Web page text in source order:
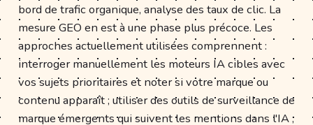
bord de trafic organique, analyse des taux de clic. La
mesure GEO en est à une phase plus précoce. Les
approches actuellement utilisées comprennent :
interroger manuellement les moteurs IA cibles avec
vos sujets prioritaires et noter si votre marque ou
contenu apparaît ; utiliser des outils de surveillance de
marque émergents qui suivent les mentions dans l'IA ;